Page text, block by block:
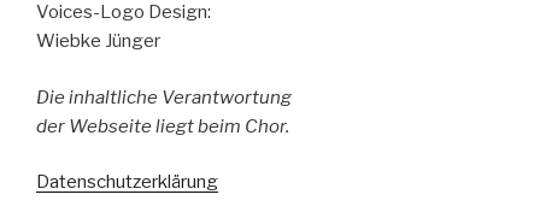
Voices-Logo Design:
Wiebke Jünger
Die inhaltliche Verantwortung
der Webseite liegt beim Chor.
Datenschutzerklärung